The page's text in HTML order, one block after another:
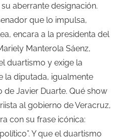
aberrante designación.
que lo impulsa,
encara a la presidenta del
Manterola Sáenz,
duartismo y exige la
la diputada, igualmente
Javier Duarte. Qué show
al gobierno de Veracruz,
con su frase icónica:
Y que el duartismo